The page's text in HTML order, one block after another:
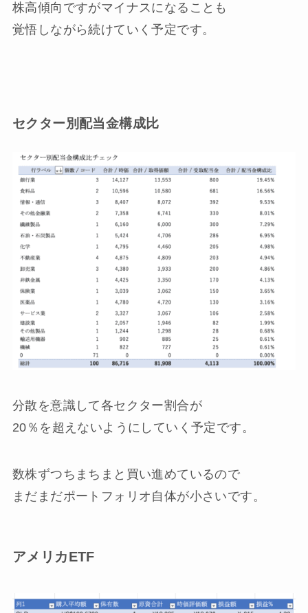
株高傾向ですがマイナスになることも
覚悟しながら続けていく予定です。
セクター別配当金構成比
分散を意識して各セクター割合が
20％を超えないようにしていく予定です。
数株ずつちまちまと買い進めているので
まだまだポートフォリオ自体が小さいです。
アメリカETF